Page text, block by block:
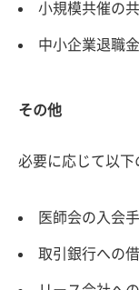
小規模共催の
中小企業退職
その他
必要に応じて以下
医師会の入会
取引銀行への